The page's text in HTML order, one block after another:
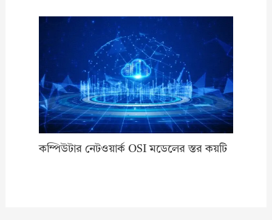
কম্পিউটার নেটওয়ার্ক OSI মডেলের স্তর কয়টি